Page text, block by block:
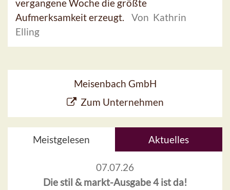
vergangene Woche die größte
Aufmerksamkeit erzeugt.
Von Kathrin
Elling
Meisenbach GmbH
Zum Unternehmen
Meistgelesen Aktuelles
07.07.26
Die stil & markt-Ausgabe 4 ist da!